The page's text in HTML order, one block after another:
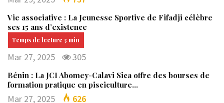
Vie associative : La Jeunesse Sportive de Fifadji célèbre
ses 15 ans d’existence
Mar 27, 2025 305
Bénin : La JCI Abomey-Calavi Sica offre des bourses de
formation pratique en pisciculture…
Mar 27, 2025 626